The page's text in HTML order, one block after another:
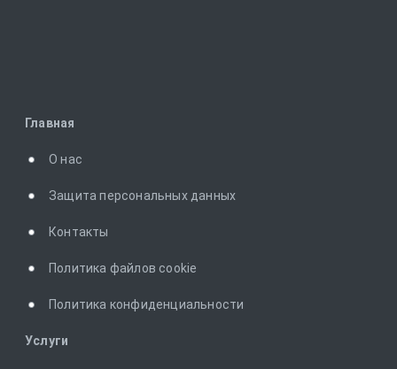
Главная
О нас
Защита персональных данных
Контакты
Политика файлов cookie
Политика конфиденциальности
Услуги